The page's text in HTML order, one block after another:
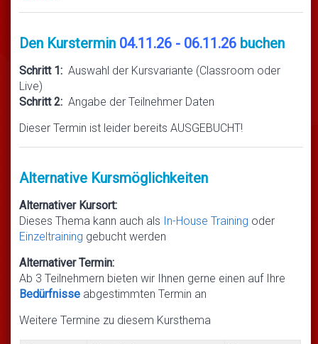
Den Kurstermin 04.11.26 - 06.11.26 buchen
Schritt 1: Auswahl der Kursvariante (Classroom oder
Live)
Schritt 2: Angabe der Teilnehmer Daten
Dieser Termin ist leider bereits AUSGEBUCHT!
Alternative Kursmöglichkeiten
Alternativer Kursort:
Dieses Thema kann auch als In-House Training oder
Einzeltraining gebucht werden
Alternativer Termin:
Ab 3 Teilnehmern bieten wir Ihnen gerne einen auf Ihre
Bedürfnisse abgestimmten Termin an
Weitere Termine zu diesem Kursthema